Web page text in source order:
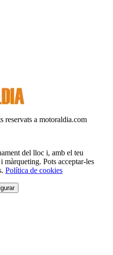
reservats a motoraldia.com
del lloc i, amb el teu
màrqueting. Pots acceptar-les
Política de cookies